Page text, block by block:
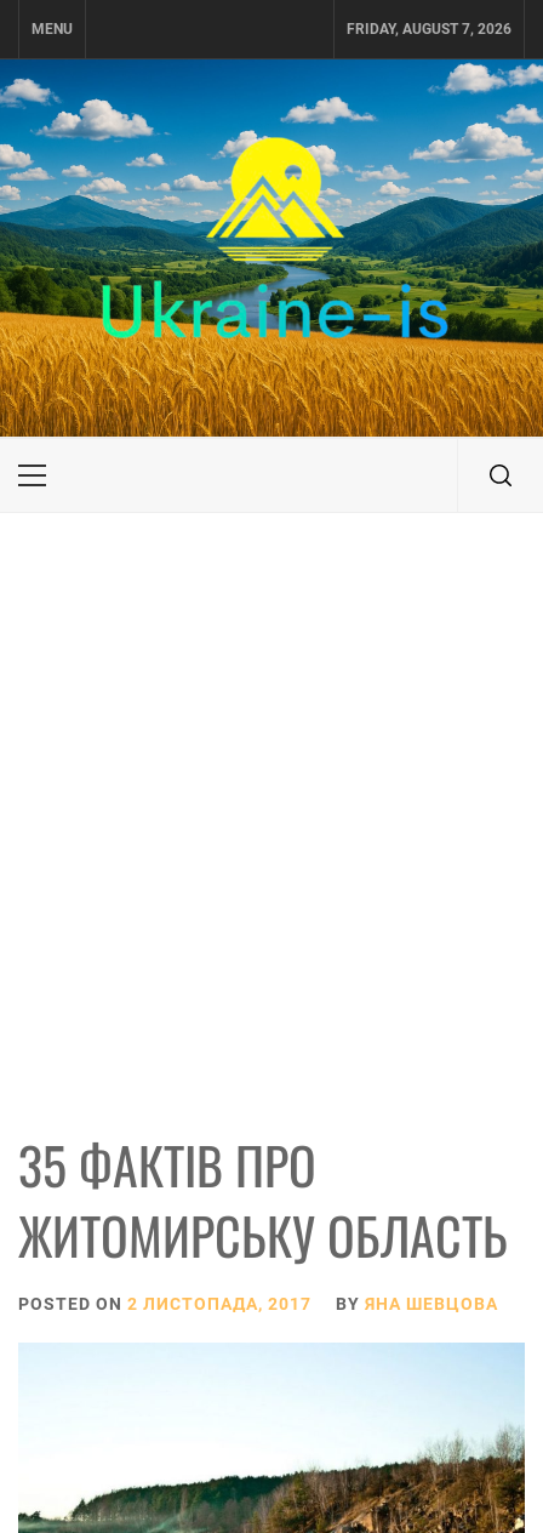
MENU FRIDAY, AUGUST 7, 2026
UKRAINE-IS
ПОДОРОЖI ПО УКРАЇНІ
Primary
35 ФАКТІВ ПРО
ЖИТОМИРСЬКУ ОБЛАСТЬ
POSTED ON 2 ЛИСТОПАДА, 2017 BY ЯНА ШЕВЦОВА